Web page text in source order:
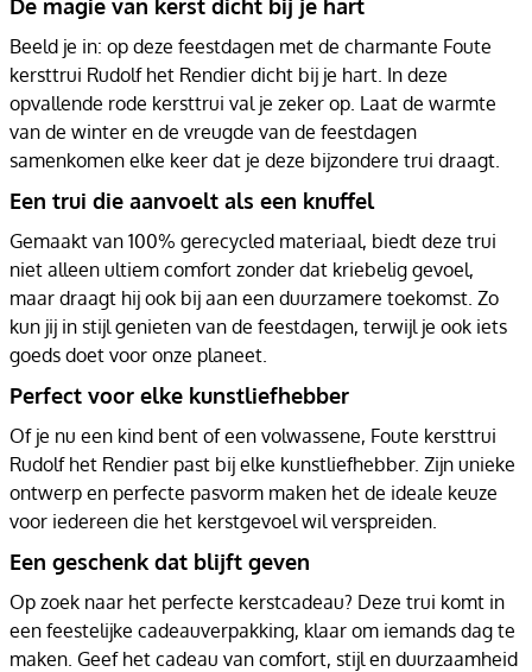
De magie van kerst dicht bij je hart
Beeld je in: op deze feestdagen met de charmante Foute
kersttrui Rudolf het Rendier dicht bij je hart. In deze
opvallende rode kersttrui val je zeker op. Laat de warmte
van de winter en de vreugde van de feestdagen
samenkomen elke keer dat je deze bijzondere trui draagt.
Een trui die aanvoelt als een knuffel
Gemaakt van 100% gerecycled materiaal, biedt deze trui
niet alleen ultiem comfort zonder dat kriebelig gevoel,
maar draagt hij ook bij aan een duurzamere toekomst. Zo
kun jij in stijl genieten van de feestdagen, terwijl je ook iets
goeds doet voor onze planeet.
Perfect voor elke kunstliefhebber
Of je nu een kind bent of een volwassene, Foute kersttrui
Rudolf het Rendier past bij elke kunstliefhebber. Zijn unieke
ontwerp en perfecte pasvorm maken het de ideale keuze
voor iedereen die het kerstgevoel wil verspreiden.
Een geschenk dat blijft geven
Op zoek naar het perfecte kerstcadeau? Deze trui komt in
een feestelijke cadeauverpakking, klaar om iemands dag te
maken. Geef het cadeau van comfort, stijl en duurzaamheid